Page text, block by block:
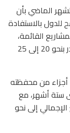
الماضي بأن
بالاستفادة
القائمة،
وأدوات الصرف السريع؛ للحصول على مبالغ تُقدر بنحو 20 إلى 25
أجزاء من محفظته
على مدى ستة أشهر، مع
إلى نحو